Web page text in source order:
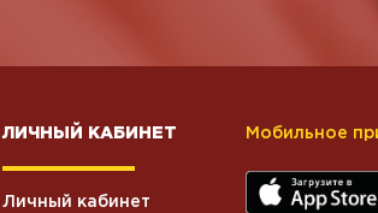
ЛИЧНЫЙ КАБИНЕТ
Личный кабинет
Мобильное